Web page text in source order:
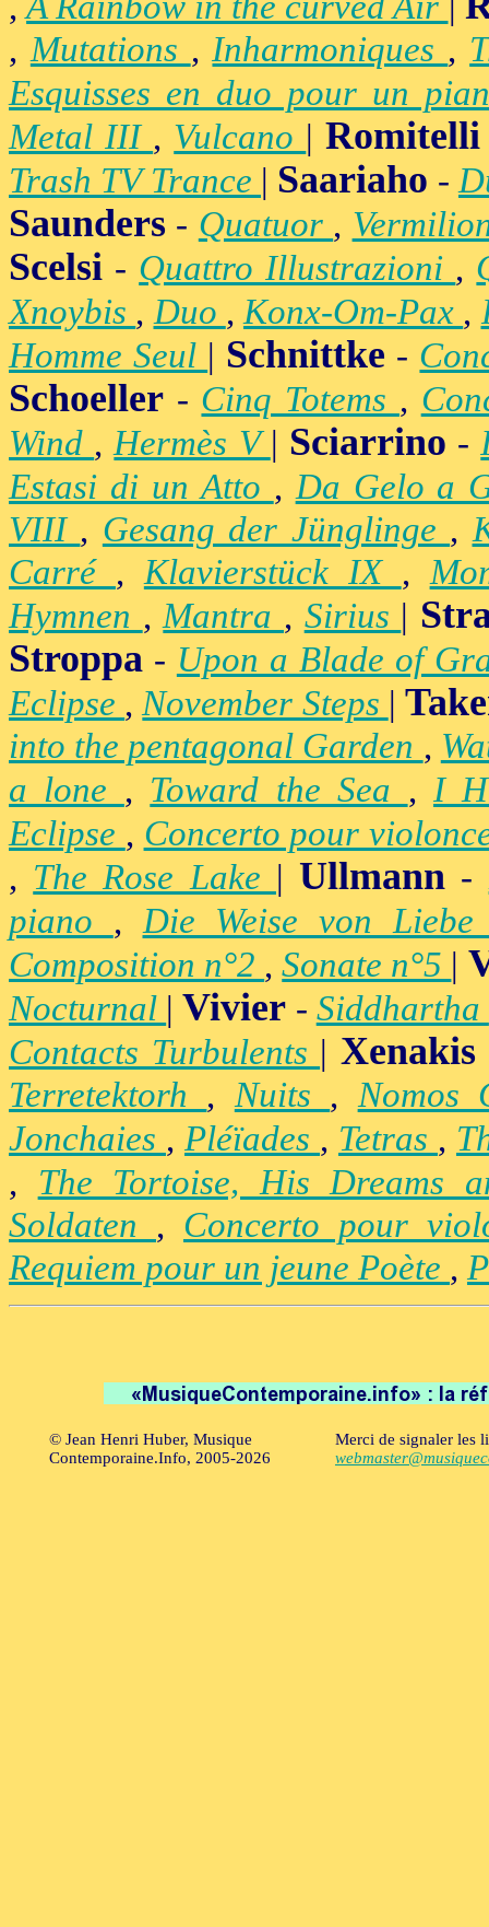
,Mutations ,Inharmoniques ,
Esquisses en duo pour un
Metal III , Vulcano |Romitelli
Trash TV Trance | Saariaho -
Saunders - Quatuor ,
Scelsi - Quattro Illustrazioni ,
Xnoybis ,Duo ,Konx-Om-Pax ,
Homme Seul | Schnittke -
Schoeller - Cinq Totems ,
Wind ,Hermès V| Sciarrino -
Estasi di un Atto ,Da Gelo a
VIII , Gesang der Jünglinge ,
Carré ,Klavierstück IX ,
Hymnen ,Mantra , Sirius |
Stroppa - Upon a Blade of
Eclipse ,November Steps |
into the pentagonal Garden ,
a lone , Toward the Sea ,I
Eclipse , Concerto pour
, The Rose Lake |Ullmann -
piano ,Die Weise von
Composition n°2 ,Sonate n°5 |
Nocturnal |Vivier - Siddhartha
Contacts Turbulents | Xenakis
Terretektorh ,Nuits ,Nomos
Jonchaies , Pléïades , Tetras ,
, The Tortoise, His Dreams
Soldaten , Concerto pour
Requiem pour un jeune Poète ,
© Jean Henri Huber, Musique
Contemporaine.Info, 2005-2026
Merci de signaler les